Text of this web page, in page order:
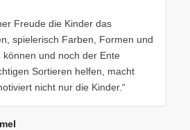
Freude die Kinder das
spielerisch Farben, Formen und
und noch der Ente
Sortieren helfen, macht
nicht nur die Kinder.“